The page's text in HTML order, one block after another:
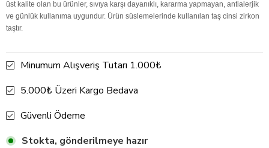
üst kalite olan bu ürünler, sıvıya karşı dayanıklı, kararma yapmayan, antialerjik
ve günlük kullanıma uygundur. Ürün süslemelerinde kullanılan taş cinsi zirkon
taştır.
Minumum Alışveriş Tutarı 1.000₺
5.000₺ Üzeri Kargo Bedava
Güvenli Ödeme
Stokta, gönderilmeye hazır